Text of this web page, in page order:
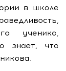
в школе
ученика,
знает, что